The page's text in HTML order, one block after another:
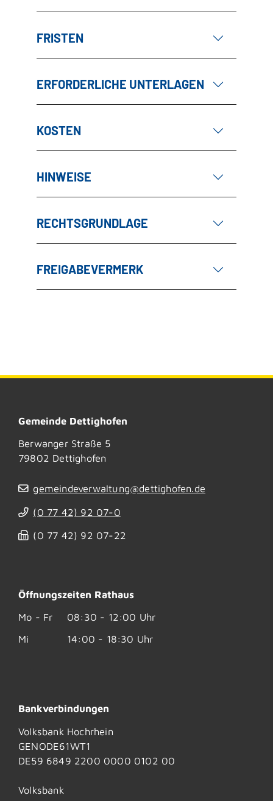
FRISTEN
ERFORDERLICHE UNTERLAGEN
KOSTEN
HINWEISE
RECHTSGRUNDLAGE
FREIGABEVERMERK
Gemeinde Dettighofen
Berwanger Straße 5
79802 Dettighofen
gemeindeverwaltung@dettighofen.de
(0 77 42) 92 07-0
(0 77 42) 92 07-22
Öffnungszeiten Rathaus
Mo - Fr
08:30 - 12:00 Uhr
Mi
14:00 - 18:30 Uhr
Bankverbindungen
Volksbank Hochrhein
GENODE61WT1
DE59 6849 2200 0000 0102 00
Volksbank